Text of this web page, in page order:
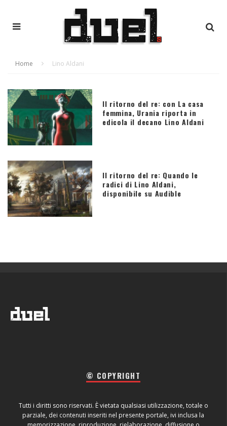
Home Lino Aldani
Il ritorno del re: con La casa
femmina, Urania riporta in
edicola il decano Lino Aldani
Il ritorno del re: Quando le
radici di Lino Aldani,
disponibile su Audible
© COPYRIGHT
Tutti i diritti sono riservati. È vietata qualsiasi utilizzazione, totale o
parziale, dei contenuti inseriti nel presente portale, ivi inclusa la